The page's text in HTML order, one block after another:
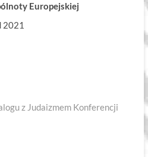
Europejskiej
2021
z Judaizmem Konferencji